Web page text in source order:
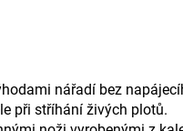
nářadí bez
při stříhání živých plotů.